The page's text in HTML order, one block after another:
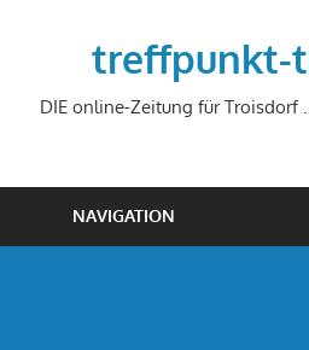
treffpunkt-
DIE online-Zeitung für Troisdorf
NAVIGATION